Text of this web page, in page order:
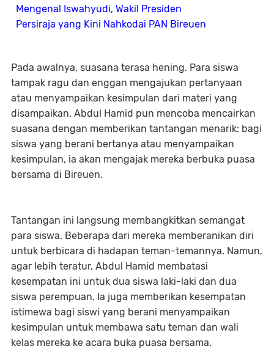
Mengenal Iswahyudi, Wakil Presiden
Persiraja yang Kini Nahkodai PAN Bireuen
Pada awalnya, suasana terasa hening. Para siswa
tampak ragu dan enggan mengajukan pertanyaan
atau menyampaikan kesimpulan dari materi yang
disampaikan. Abdul Hamid pun mencoba mencairkan
suasana dengan memberikan tantangan menarik: bagi
siswa yang berani bertanya atau menyampaikan
kesimpulan, ia akan mengajak mereka berbuka puasa
bersama di Bireuen.
Tantangan ini langsung membangkitkan semangat
para siswa. Beberapa dari mereka memberanikan diri
untuk berbicara di hadapan teman-temannya. Namun,
agar lebih teratur, Abdul Hamid membatasi
kesempatan ini untuk dua siswa laki-laki dan dua
siswa perempuan. Ia juga memberikan kesempatan
istimewa bagi siswi yang berani menyampaikan
kesimpulan untuk membawa satu teman dan wali
kelas mereka ke acara buka puasa bersama.